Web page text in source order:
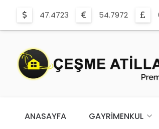
47.4723 54.7972
ANASAYFA GAYRIMENKUL